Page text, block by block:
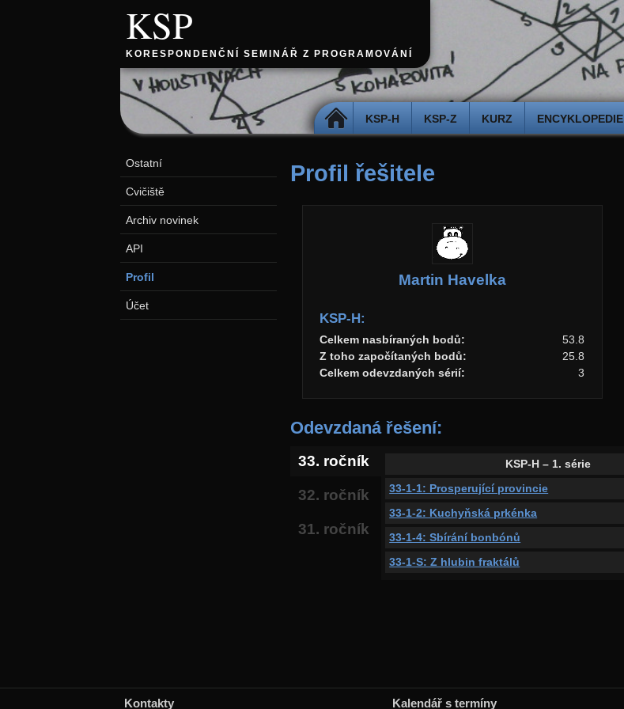
KSP
KORESPONDENČNÍ SEMINÁŘ Z PROGRAMOVÁNÍ
DOMŮ KSP-H KSP-Z KURZ ENCYKLOPEDIE
Profil řešitele
Martin Havelka
KSP-H:
Celkem nasbíraných bodů:
53.8
Z toho započítaných bodů:
25.8
Celkem odevzdaných sérií:
3
Odevzdaná řešení:
33. ročník
32. ročník
31. ročník
KSP-H – 1. série
33-1-1: Prosperující provincie
33-1-2: Kuchyňská prkénka
33-1-4: Sbírání bonbónů
33-1-S: Z hlubin fraktálů
Ostatní
Cvičiště
Archiv novinek
API
Profil
Účet
Kontakty Kalendář s termíny